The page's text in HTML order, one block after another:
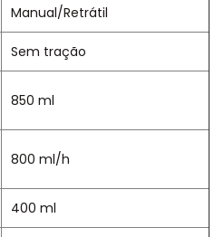
Manual/Retrátil
Sem tração
850 ml
800 ml/h
400 ml